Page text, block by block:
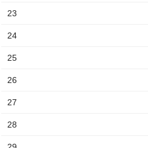
23
24
25
26
27
28